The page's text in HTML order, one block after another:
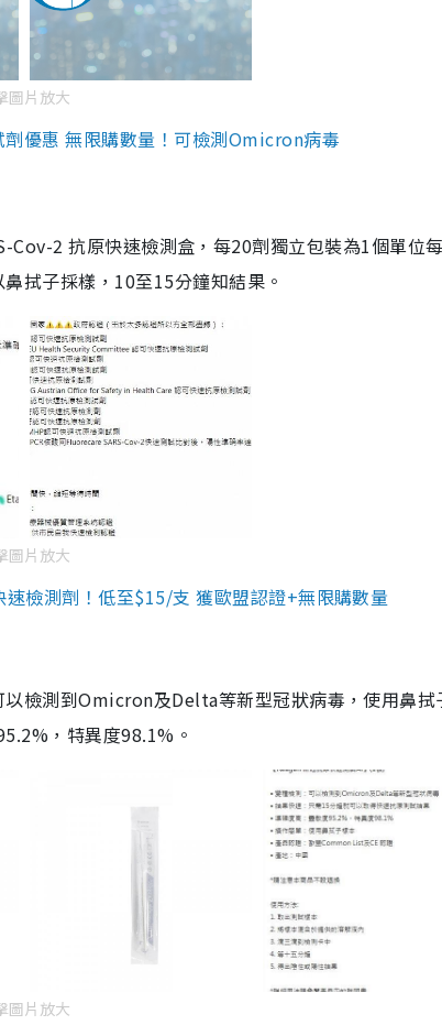
圖片放大
優惠 無限購數量！可檢測Omicron病毒
2 抗原快速檢測盒，每20劑獨立包裝為1個單位
拭子採樣，10至15分鐘知結果。
圖片放大
檢測劑！低至$15/支 獲歐盟認證+無限購數量
檢測到Omicron及Delta等新型冠狀病毒，使用鼻拭
，特異度98.1%。
圖片放大